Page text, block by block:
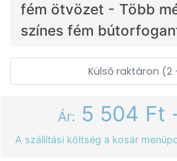
fém ötvözet - Több
színes fém
Külső raktáron (2
Ár: 5 504 Ft
A szállítási költség a kosár